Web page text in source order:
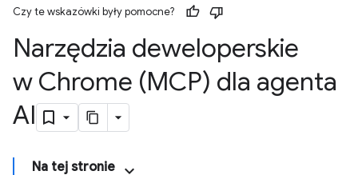
Czy te wskazówki były pomocne?
Narzędzia deweloperskie
w Chrome (MCP) dla agenta
AI
Na tej stronie